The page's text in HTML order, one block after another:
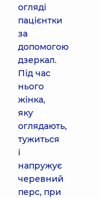
огляді
пацієнтки
за
допомогою
дзеркал.
Під час
нього
жінка,
яку
оглядають,
тужиться
і
напружує
черевний
перс, при